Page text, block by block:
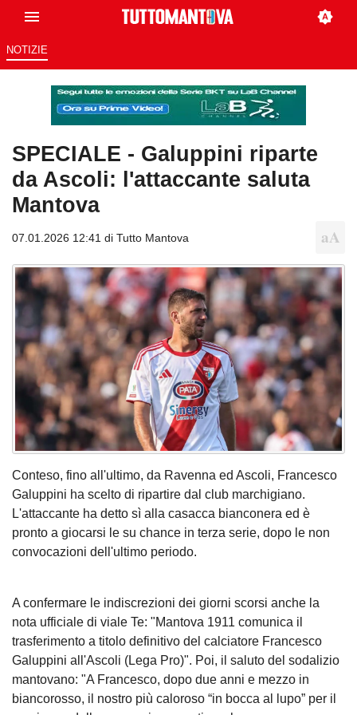
NOTIZIE
SPECIALE - Galuppini riparte
da Ascoli: l'attaccante saluta
Mantova
07.01.2026 12:41 di Tutto Mantova
Conteso, fino all'ultimo, da Ravenna ed Ascoli, Francesco
Galuppini ha scelto di ripartire dal club marchigiano.
L'attaccante ha detto sì alla casacca bianconera ed è
pronto a giocarsi le su chance in terza serie, dopo le non
convocazioni dell'ultimo periodo.
A confermare le indiscrezioni dei giorni scorsi anche la
nota ufficiale di viale Te: "Mantova 1911 comunica il
trasferimento a titolo definitivo del calciatore Francesco
Galuppini all'Ascoli (Lega Pro)". Poi, il saluto del sodalizio
mantovano: "A Francesco, dopo due anni e mezzo in
biancorosso, il nostro più caloroso “in bocca al lupo” per il